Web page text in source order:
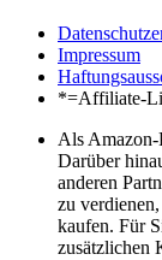
Impressum
*=Affiliate-
Als Amazon-
Darüber
anderen
zu
kaufen. Für
zusätzlichen